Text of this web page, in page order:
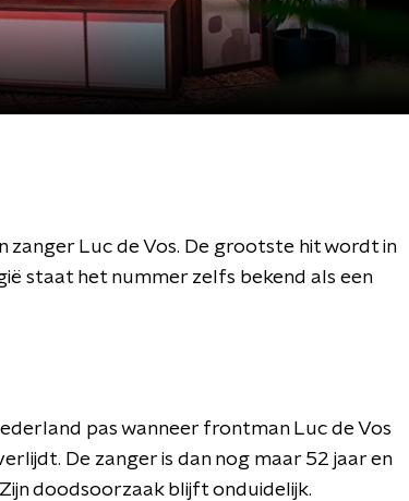
zanger Luc de Vos. De grootste hit wordt in
staat het nummer zelfs bekend als een
pas wanneer frontman Luc de Vos
De zanger is dan nog maar 52 jaar en
doodsoorzaak blijft onduidelijk.